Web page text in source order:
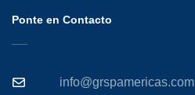
Ponte en Contacto
info@grspamericas.com